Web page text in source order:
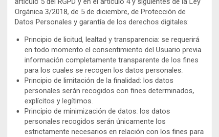
Orgánica 3/2018, de 5 de diciembre, de Protección de
Datos Personales y garantía de los derechos digitales:
Principio de licitud, lealtad y transparencia: se requerirá
en todo momento el consentimiento del Usuario previa
información completamente transparente de los fines
para los cuales se recogen los datos personales.
Principio de limitación de la finalidad: los datos
personales serán recogidos con fines determinados,
explícitos y legítimos.
Principio de minimización de datos: los datos
personales recogidos serán únicamente los
estrictamente necesarios en relación con los fines para